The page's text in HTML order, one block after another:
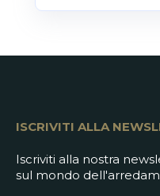
ISCRIVITI ALLA
Iscriviti alla nostra
sul mondo